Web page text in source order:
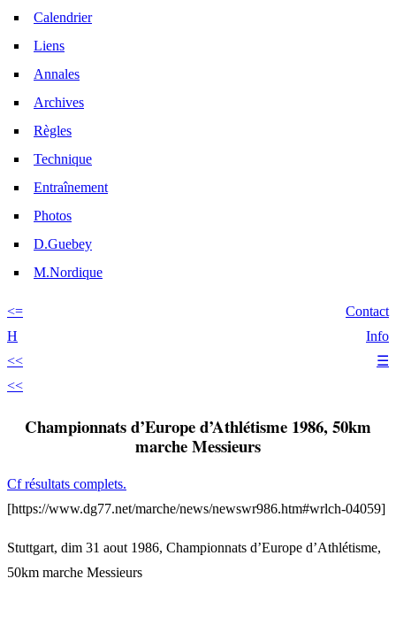
Calendrier
Liens
Annales
Archives
Règles
Technique
Entraînement
Photos
D.Guebey
M.Nordique
<=
H
<<
<<
Contact
Info
☰
Championnats d’Europe d’Athlétisme 1986, 50km
marche Messieurs
Cf résultats complets.
[https://www.dg77.net/marche/news/newswr986.htm#wrlch-04059]
Stuttgart, dim 31 aout 1986, Championnats d’Europe d’Athlétisme,
50km marche Messieurs